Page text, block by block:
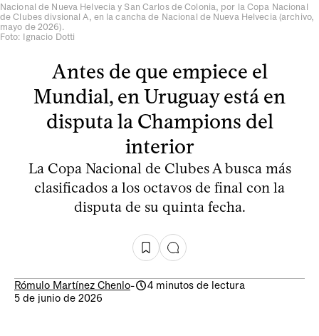
Nacional de Nueva Helvecia y San Carlos de Colonia, por la Copa Nacional
de Clubes divsional A, en la cancha de Nacional de Nueva Helvecia (archivo,
mayo de 2026).
Foto: Ignacio Dotti
Antes de que empiece el
Mundial, en Uruguay está en
disputa la Champions del
interior
La Copa Nacional de Clubes A busca más
clasificados a los octavos de final con la
disputa de su quinta fecha.
Rómulo Martínez Chenlo-
4 minutos de lectura
5 de junio de 2026